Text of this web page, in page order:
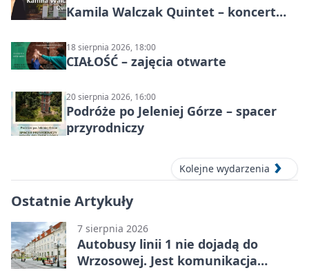
Kamila Walczak Quintet – koncert
18 sierpnia 2026, 18:00
CIAŁOŚĆ – zajęcia otwarte
20 sierpnia 2026, 16:00
Podróże po Jeleniej Górze – spacer
przyrodniczy
Kolejne wydarzenia
Ostatnie Artykuły
7 sierpnia 2026
Autobusy linii 1 nie dojadą do
Wrzosowej. Jest komunikacja